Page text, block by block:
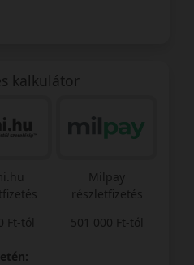
kalkulátor
Ft-tól
Milpay
részletfizetés
501 000 Ft-tól